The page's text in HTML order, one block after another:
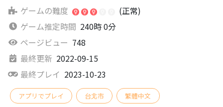
ゲームの難度
(正常)
ゲーム推定時間 240時 0分
ページビュー 748
最終更新 2022-09-15
最終プレイ 2023-10-23
アプリでプレイ 台北市 繁體中文